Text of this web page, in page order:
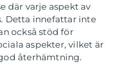
där varje aspekt av
Detta innefattar inte
också stöd för
aspekter, vilket är
återhämtning.